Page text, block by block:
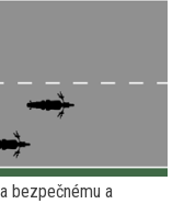
bezpečnému a